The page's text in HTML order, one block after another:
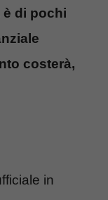
è di pochi
costerà,
in